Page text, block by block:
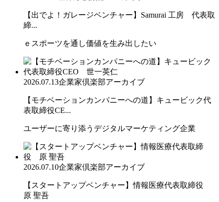
【出でよ！ガレージベンチャー】Samurai 工房 代表取
締...
ｅスポーツを通し価値を生み出したい
2026.07.13企業家倶楽部アーカイブ
【モチベーションカンパニーへの道】キュービック代
表取締役CE...
ユーザーに寄り添うデジタルマーケティング企業
2026.07.10企業家倶楽部アーカイブ
【スタートアップベンチャー】情報医療代表取締役
原 聖吾